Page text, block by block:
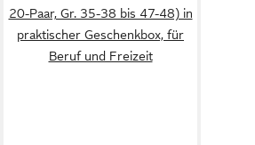
20-Paar, Gr. 35-38 bis 47-48) in
praktischer Geschenkbox, für
Beruf und Freizeit